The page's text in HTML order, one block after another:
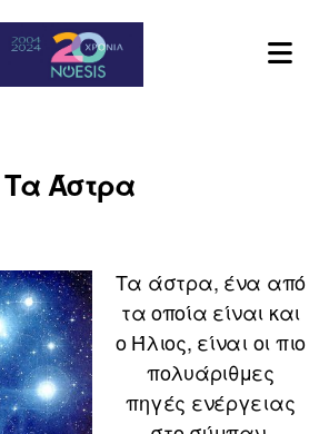
Τα Άστρα
Τα άστρα, ένα από
τα οποία είναι και
ο Ήλιος, είναι οι πιο
πολυάριθμες
πηγές ενέργειας